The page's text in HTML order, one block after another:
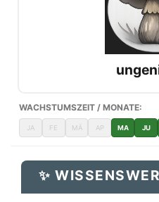
WACHSTUMSZEIT / MONATE:
JA FE MÄ AP MA JU
✨